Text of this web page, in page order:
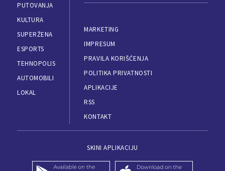
PUTOVANJA
KULTURA
SUPERŽENA
ESPORTS
TEHNOPOLIS
AUTOMOBILI
LOKAL
MARKETING
IMPRESUM
PRAVILA KORIŠĆENJA
POLITIKA PRIVATNOSTI
APLIKACIJE
RSS
KONTAKT
SKINI APLIKACIJU